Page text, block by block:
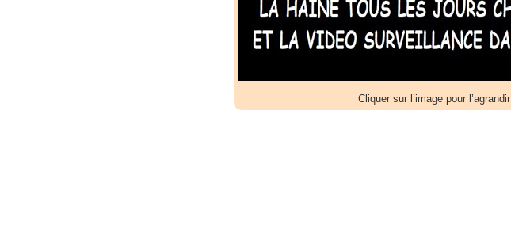
Cliquer sur l’image pour l’agrandir